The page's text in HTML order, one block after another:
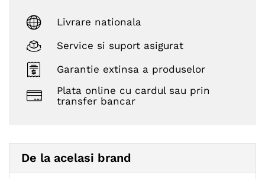
Livrare nationala
Service si suport asigurat
Garantie extinsa a produselor
Plata online cu cardul sau prin
transfer bancar
De la acelasi brand